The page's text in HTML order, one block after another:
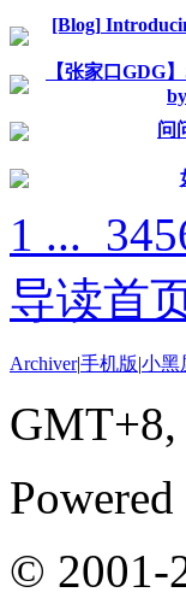
[Blog]
【张家口GDG
问
1 ... 345
导读首
Archiver|手机版|小黑
GMT+8,
© 2001-